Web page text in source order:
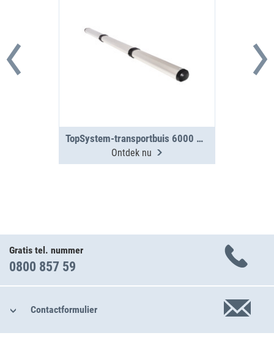
TopSystem-transportbuis 6000 mm, 3 segmenten
Ontdek nu
Gratis tel. nummer
0800 857 59
Contactformulier